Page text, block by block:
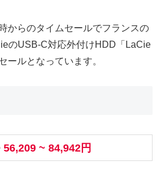
からのタイムセールでフランスの
のUSB-C対応外付けHDD「LaCie
ールとなっています。
56,209 ~ 84,942円